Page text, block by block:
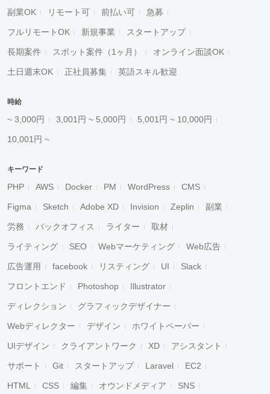
副業OK リモート可 前払い可 急募
フルリモートOK 新規事業 スタートアップ
長期案件 スポット案件（1ヶ月） オンライン面談OK
土日週末OK 正社員募集 英語スキル歓迎
時給
~ 3,000円 3,001円 ~ 5,000円 5,001円 ~ 10,000円
10,001円 ~
キーワード
PHP AWS Docker PM WordPress CMS
Figma Sketch Adobe XD Invision Zeplin 副業
労務 バックオフィス ライター 取材
ライティング SEO Webマーケティング Web広告
広告運用 facebook リスティング UI Slack
フロントエンド Photoshop Illustrator
ディレクション グラフィックデザイナー
Webディレクター デザイン ホワイトペーパー
UIデザイン クライアントワーク XD アシスタント
サポート Git スタートアップ Laravel EC2
HTML CSS 編集 オウンドメディア SNS